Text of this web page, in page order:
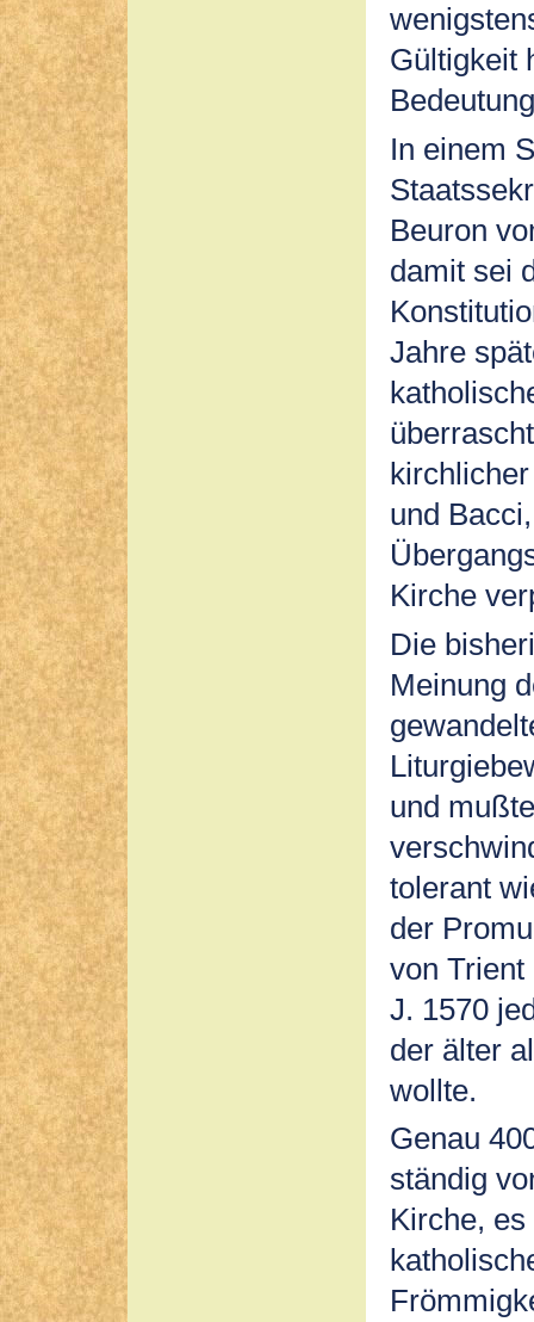
Gültigkeit
In einem
Beuron
damit sei
Jahre
und
Kirche
Die
Meinung
und
tolerant
der
von
J. 1570
der älter
wollte.
Genau
ständig
Kirche,